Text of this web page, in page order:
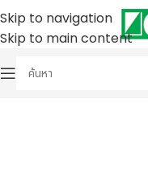
Skip to navigation
Skip to main content